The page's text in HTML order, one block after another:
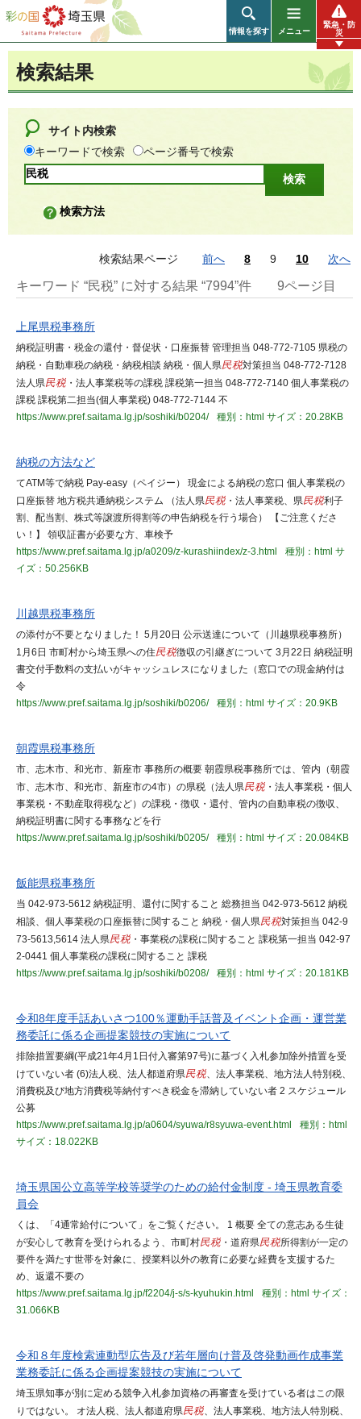
彩の国 埼玉県
情報を探す メニュー
緊急・防
災
検索結果
サイト内検索
キーワードで検索
ページ番号で検索
検索方法
検索結果ページ 前へ 8 9 10 次へ
キーワード “民税” に対する結果 “7994”件 9ページ目
上尾県税事務所
納税証明書・税金の還付・督促状・口座振替 管理担当 048-772-7105 県税の
納税・自動車税の納税・納税相談 納税・個人県民税対策担当 048-772-7128
法人県民税 ・法人事業税等の課税 課税第一担当 048-772-7140 個人事業税の
課税 課税第二担当(個人事業税) 048-772-7144 不
https://www.pref.saitama.lg.jp/soshiki/b0204/
種別：html サイズ：20.28KB
納税の方法など
てATM等で納税 Pay-easy（ペイジー） 現金による納税の窓口 個人事業税の
口座振替 地方税共通納税システム （法人県民税 ・法人事業税、県民税利子
割、配当割、株式等譲渡所得割等の申告納税を行う場合） 【ご注意くださ
い！】 領収証書が必要な方、車検予
https://www.pref.saitama.lg.jp/a0209/z-kurashiindex/z-3.html
種別：html サ
イズ：50.256KB
川越県税事務所
の添付が不要となりました！ 5月20日 公示送達について（川越県税事務所）
1月6日 市町村から埼玉県への住民税徴収の引継ぎについて 3月22日 納税証明
書交付手数料の支払いがキャッシュレスになりました（窓口での現金納付は
令
https://www.pref.saitama.lg.jp/soshiki/b0206/
種別：html サイズ：20.9KB
朝霞県税事務所
市、志木市、和光市、新座市 事務所の概要 朝霞県税事務所では、管内（朝霞
市、志木市、和光市、新座市の4市）の県税（法人県民税 ・法人事業税・個人
事業税・不動産取得税など）の課税・徴収・還付、管内の自動車税の徴収、
納税証明書に関する事務などを行
https://www.pref.saitama.lg.jp/soshiki/b0205/
種別：html サイズ：20.084KB
飯能県税事務所
当 042-973-5612 納税証明、還付に関すること 総務担当 042-973-5612 納税
相談、個人事業税の口座振替に関すること 納税・個人県民税対策担当 042-9
73-5613,5614 法人県民税 ・事業税の課税に関すること 課税第一担当 042-97
2-0441 個人事業税の課税に関すること 課税
https://www.pref.saitama.lg.jp/soshiki/b0208/
種別：html サイズ：20.181KB
令和8年度手話あいさつ100％運動手話普及イベント企画・運営業
務委託に係る企画提案競技の実施について
排除措置要綱(平成21年4月1日付入審第97号)に基づく入札参加除外措置を受
けていない者 (6)法人税、法人都道府県民税、法人事業税、地方法人特別税、
消費税及び地方消費税等納付すべき税金を滞納していない者 2 スケジュール
公募
https://www.pref.saitama.lg.jp/a0604/syuwa/r8syuwa-event.html
種別：html
サイズ：18.022KB
埼玉県国公立高等学校等奨学のための給付金制度 - 埼玉県教育委
員会
くは、「4通常給付について」をご覧ください。 1 概要 全ての意志ある生徒
が安心して教育を受けられるよう、市町村民税 ・道府県民税所得割が一定の
要件を満たす世帯を対象に、授業料以外の教育に必要な経費を支援するた
め、返還不要の
https://www.pref.saitama.lg.jp/f2204/j-s/s-kyuhukin.html
種別：html サイズ：
31.066KB
令和８年度検索連動型広告及び若年層向け普及啓発動画作成事業
業務委託に係る企画提案競技の実施について
埼玉県知事が別に定める競争入札参加資格の再審査を受けている者はこの限
りではない。 オ法人税、法人都道府県民税、法人事業税、地方法人特別税、